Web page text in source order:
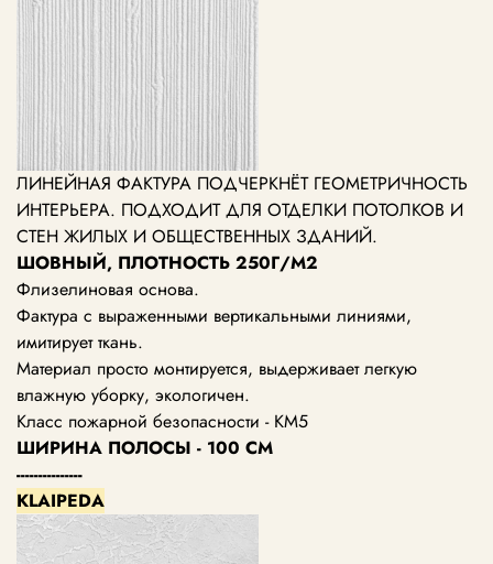
ЛИНЕЙНАЯ ФАКТУРА ПОДЧЕРКНЁТ ГЕОМЕТРИЧНОСТЬ
ИНТЕРЬЕРА. ПОДХОДИТ ДЛЯ ОТДЕЛКИ ПОТОЛКОВ И
СТЕН ЖИЛЫХ И ОБЩЕСТВЕННЫХ ЗДАНИЙ.
ШОВНЫЙ, ПЛОТНОСТЬ 250Г/М2
Флизелиновая основа.
Фактура с выраженными вертикальными линиями,
имитирует ткань.
Материал просто монтируется, выдерживает легкую
влажную уборку, экологичен.
Класс пожарной безопасности - КМ5
ШИРИНА ПОЛОСЫ - 100 СМ
---------------
KLAIPEDA